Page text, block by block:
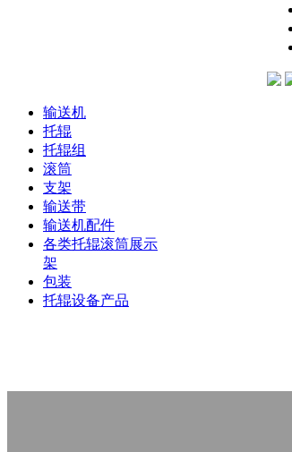
输送机
托辊
托辊组
滚筒
支架
输送带
输送机配件
各类托辊滚筒展示
架
包装
托辊设备产品